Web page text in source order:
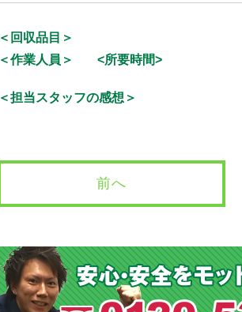
＜回収品目＞
＜作業人員＞
<所要時間>
＜担当スタッフの感想＞
前へ